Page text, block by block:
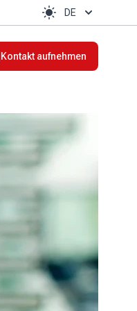
DE
Kontakt aufnehmen